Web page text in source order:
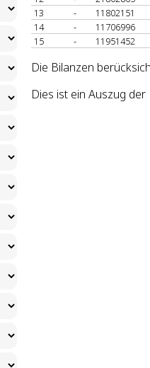
13
-
11802151
14
-
11706996
15
- 11951452
Die Bilanzen
Dies ist ein Auszug